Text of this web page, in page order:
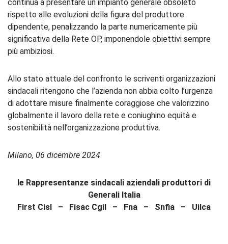
continua a presentare un impianto generale obsoleto
rispetto alle evoluzioni della figura del produttore
dipendente, penalizzando la parte numericamente più
significativa della Rete OP, imponendole obiettivi sempre
più ambiziosi.
Allo stato attuale del confronto le scriventi organizzazioni
sindacali ritengono che l’azienda non abbia colto l’urgenza
di adottare misure finalmente coraggiose che valorizzino
globalmente il lavoro della rete e coniughino equità e
sostenibilità nell’organizzazione produttiva.
Milano, 06 dicembre 2024
le Rappresentanze sindacali aziendali produttori di
Generali Italia
First Cisl – Fisac Cgil – Fna – Snfia – Uilca